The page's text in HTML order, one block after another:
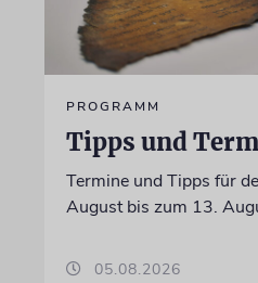
PROGRAMM
Tipps und
Termine und Tipps für
August bis zum 13.
05.08.2026